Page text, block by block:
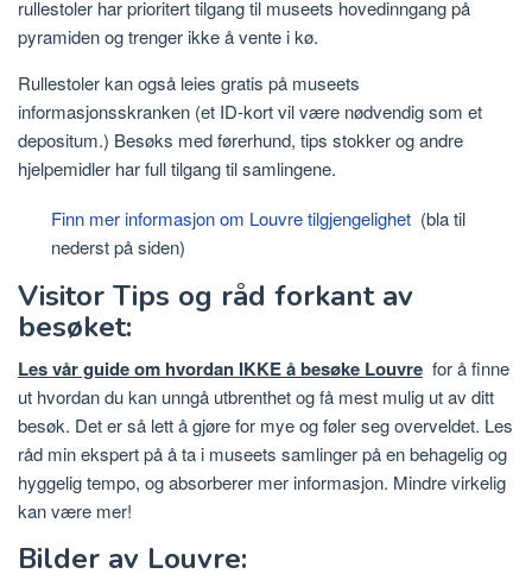
rullestoler har prioritert tilgang til museets hovedinngang på
pyramiden og trenger ikke å vente i kø.
Rullestoler kan også leies gratis på museets
informasjonsskranken (et ID-kort vil være nødvendig som et
depositum.) Besøks med førerhund, tips stokker og andre
hjelpemidler har full tilgang til samlingene.
Finn mer informasjon om Louvre tilgjengelighet (bla til
nederst på siden)
Visitor Tips og råd forkant av
besøket:
Les vår guide om hvordan IKKE å besøke Louvre for å finne
ut hvordan du kan unngå utbrenthet og få mest mulig ut av ditt
besøk. Det er så lett å gjøre for mye og føler seg overveldet. Les
råd min ekspert på å ta i museets samlinger på en behagelig og
hyggelig tempo, og absorberer mer informasjon. Mindre virkelig
kan være mer!
Bilder av Louvre: